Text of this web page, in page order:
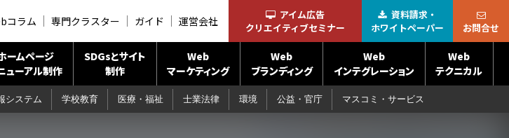
ームページ
ューアル制作
SDGsとサイト
制作
Web
マーケティング
Web
ブランディング
Web
インテグレーション
Web
テクニカル
コラム 専門クラスター ガイド 運営会社
アイム広告
クリエイティブセミナー
資料請求・
ホワイトペーパー
お問合せ
システム 学校教育 医療・福祉 士業法律 環境 公益・官庁 マスコミ・サービス